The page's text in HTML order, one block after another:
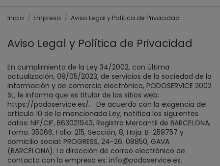
Inicio Empresa Aviso Legal y Política de Privacidad
Aviso Legal y Política de Privacidad
En cumplimiento de la Ley 34/2002, con última
actualización, 09/05/2023, de servicios de la sociedad de la
información y de comercio electrónico, PODOSERVICE 2002
SL, le informa que es titular de los sitios web:
https://podoservice.es/.
De acuerdo con la exigencia del
artículo 10 de la mencionada Ley, notifica los siguientes
datos: NIF/CIF, B63021943, Registro Mercantil de BARCELONA,
Tomo: 35066, Folio: 215, Sección, 8, Hoja: B-259757 y
domicilio social: PROGRESS, 24-26. 08850, GAVA
(BARCELONA). La dirección de correo electrónico de
contacto con la empresa es: info@podoservice.es.